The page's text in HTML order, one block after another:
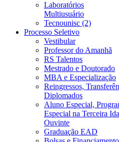
Laboratórios
Multiusuário
Tecnounisc (2)
Processo Seletivo
Vestibular
Professor do Amanhã
RS Talentos
Mestrado e Doutorado
MBA e Especialização
Reingressos,
Diplomados
Aluno Especial,
Especial na Terceira
Ouvinte
Graduação EAD